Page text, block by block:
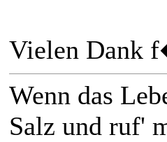
Vielen Dank
Wenn das
Salz und ruf'